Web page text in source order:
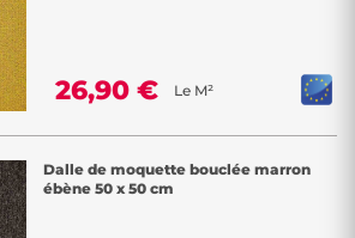
26,90 € Le M²
Dalle de moquette bouclée marron
ébène 50 x 50 cm